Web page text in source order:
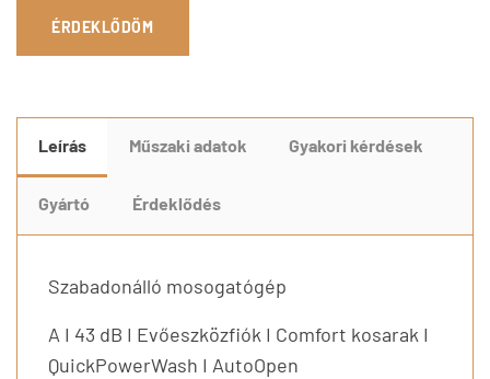
ÉRDEKLŐDÖM
Leírás Műszaki adatok Gyakori kérdések
Gyártó Érdeklődés
Szabadonálló mosogatógép
A I 43 dB I Evőeszközfiók I Comfort kosarak I
QuickPowerWash I AutoOpen